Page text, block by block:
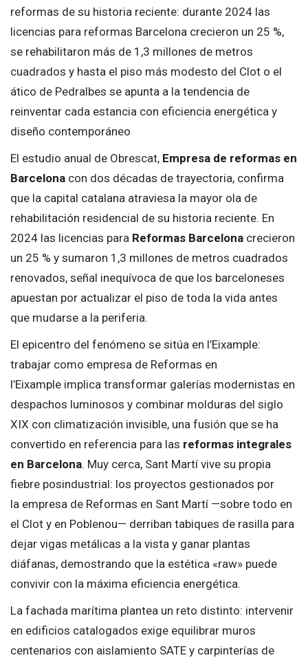
reformas de su historia reciente: durante 2024 las
licencias para reformas Barcelona crecieron un 25 %,
se rehabilitaron más de 1,3 millones de metros
cuadrados y hasta el piso más modesto del Clot o el
ático de Pedralbes se apunta a la tendencia de
reinventar cada estancia con eficiencia energética y
diseño contemporáneo
El estudio anual de Obrescat, Empresa de reformas en
Barcelona con dos décadas de trayectoria, confirma
que la capital catalana atraviesa la mayor ola de
rehabilitación residencial de su historia reciente. En
2024 las licencias para Reformas Barcelona crecieron
un 25 % y sumaron 1,3 millones de metros cuadrados
renovados, señal inequívoca de que los barceloneses
apuestan por actualizar el piso de toda la vida antes
que mudarse a la periferia.
El epicentro del fenómeno se sitúa en l’Eixample:
trabajar como empresa de Reformas en
l’Eixample implica transformar galerías modernistas en
despachos luminosos y combinar molduras del siglo
XIX con climatización invisible, una fusión que se ha
convertido en referencia para las reformas integrales
en Barcelona. Muy cerca, Sant Martí vive su propia
fiebre posindustrial: los proyectos gestionados por
la empresa de Reformas en Sant Martí —sobre todo en
el Clot y en Poblenou— derriban tabiques de rasilla para
dejar vigas metálicas a la vista y ganar plantas
diáfanas, demostrando que la estética «raw» puede
convivir con la máxima eficiencia energética.
La fachada marítima plantea un reto distinto: intervenir
en edificios catalogados exige equilibrar muros
centenarios con aislamiento SATE y carpinterías de